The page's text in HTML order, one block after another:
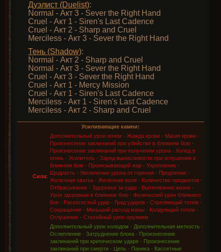
Дуэлист (Duelist):
Normal - Акт 3 - Sever the Right Hand
Cruel - Акт 1 - Siren's Last Cadence
Cruel - Акт 2 - Sharp and Cruel
Merciless - Акт 3 - Sever the Right Hand
Тень (Shadow):
Normal - Акт 2 - Sharp and Cruel
Normal - Акт 3 - Sever the Right Hand
Cruel - Акт 3 - Sever the Right Hand
Cruel - Акт 1 - Mercy Mission
Cruel - Акт 1 - Siren's Last Cadence
Merciless - Акт 1 - Siren's Last Cadence
Merciless - Акт 2 - Sharp and Cruel
Усиливающие камни:
Сила:
Дополнительный урон огнем · Жажда крови· Магия крови·
Произнесение заклинаний при убийстве в ближнем бою·
Произнесение заклинаний при получении урона· Холод в
огонь· Усилитель· Заряд выносливости при оглушении в
ближнем бою· Пронизывающий жар· Укрепление·
Щедрость· Увеличение урона от горения· Продление·
Железная хватка· Железная воля· Количество предметов·
Отбрасывание· Здоровье за удар· Вытягивание жизни·
Урон здоровым в ближнем бою· Физический урон ближнего
боя· Раскатистый удар· Град ударов· Стреляющий тотем ·
Сокращение· Меньший расход маны · Колдующий тотем ·
Оглушение· Стихийный урон оружием
Дополнительный урон холодом · Дополнительная меткость ·
Ослепление· Затруднение блока· Произнесение
заклинаний при критическом ударе· Произнесение
заклинаний при смерти· Цепь · Паника· Кассетные